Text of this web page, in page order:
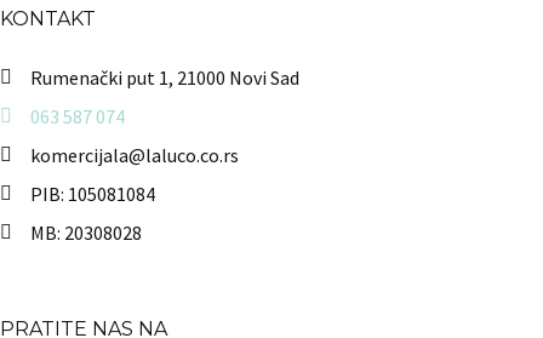
KONTAKT
Rumenački put 1, 21000 Novi Sad
063 587 074
komercijala@laluco.co.rs
PIB: 105081084
MB: 20308028
PRATITE NAS NA